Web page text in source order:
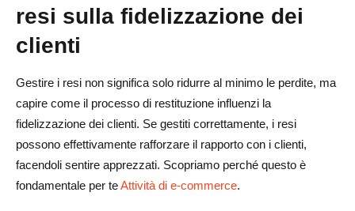
Come può una chiara politica di restituzione migliorare la
fidelizzazione dei clienti?
rendimenti?
In che modo l'analisi dei dati può aiutare nella gestione
dei resi?
Che impatto hanno i costi di spedizione per la
restituzione sul comportamento dei clienti?
resi sulla fidelizzazione dei
clienti
Gestire i resi non significa solo ridurre al minimo le perdite, ma
capire come il processo di restituzione influenzi la
fidelizzazione dei clienti. Se gestiti correttamente, i resi
possono effettivamente rafforzare il rapporto con i clienti,
facendoli sentire apprezzati. Scopriamo perché questo è
fondamentale per teAttività di e-commerce.